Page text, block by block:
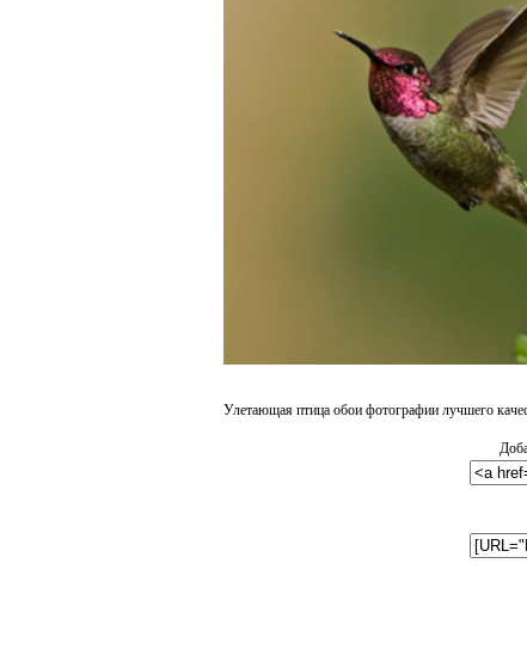
Улетающая птица обои фотографии лучшего